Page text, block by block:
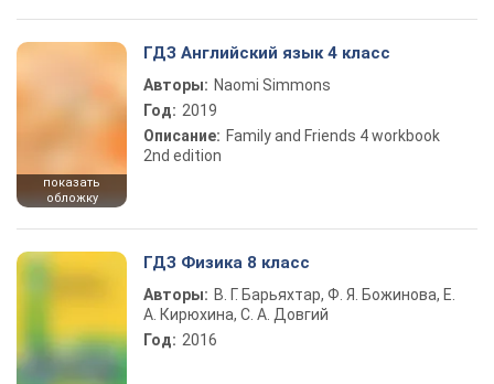
показать
обложку
ГДЗ Английский язык 4 класс
Авторы: Naomi Simmons
Год: 2019
Описание: Family and Friends 4 workbook
2nd edition
ГДЗ Физика 8 класс
Авторы: В. Г. Барьяхтар, Ф. Я. Божинова, Е.
А. Кирюхина, С. А. Довгий
Год: 2016